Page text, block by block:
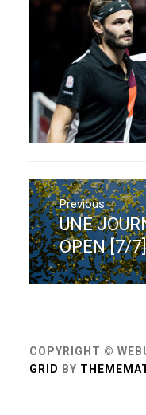
Navigation
de
l’article
Previous
Previous
post:
UNE
OPEN [7/7]
COPYRIGHT ©
GRID BY